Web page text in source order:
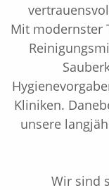
Mit modernster
Kliniken.
unsere
Wir sind